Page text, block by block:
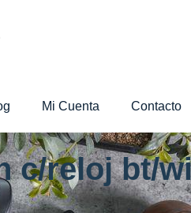
Mi Cuenta Contacto
c/reloj bt/